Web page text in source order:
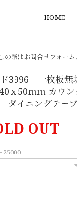
HOME
の際はお問合せフォー
ド3996 一枚板無
ｘ50mm カウ
ダイニングテー
OUT
25000